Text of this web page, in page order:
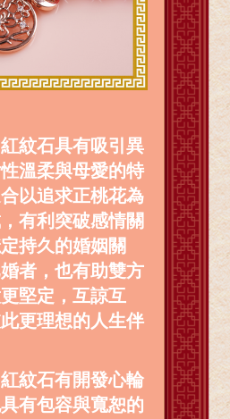
紋石具有吸引異
溫柔與母愛的特
以追求正桃花為
有利突破感情關
持久的婚姻關
者，也有助雙方
堅定，互諒互
更理想的人生伴
紋石有開發心輪
有包容與寬恕的